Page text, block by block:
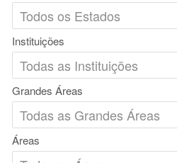
Instituições
Grandes Áreas
Áreas